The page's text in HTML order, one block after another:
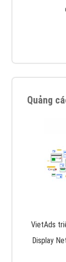
Quảng
VietAds
Display